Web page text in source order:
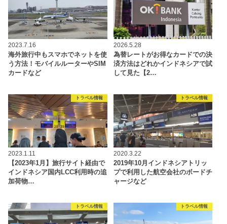
2023.7.16
海外旅行中もスマホでネットを使
う方法！モバイルルーターやSIM
カードなど
2026.5.28
為替レートがお得なカードでの決
済方法はどれかインドネシアで試
して見た【2…
トラベル情報
2023.1.11
【2023年1月】旅行サイト経由で
インドネシア国内LCC利用時の追
加荷物…
トラベル情報
2020.3.22
2019年10月インドネシアトリッ
プで利用した航空会社のボードチ
ャージなど
トラベル情報 トラベル情報